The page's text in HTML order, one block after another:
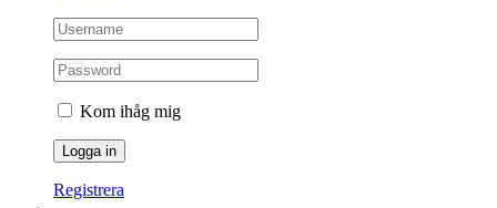
Kom ihåg mig
Registrera